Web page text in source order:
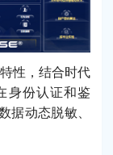
性，结合时代
身份认证和鉴
据动态脱敏、